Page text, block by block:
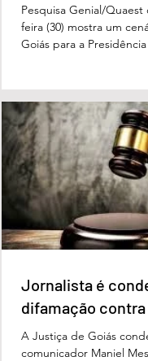
Pesquisa Genial/
feira (30) mostra um
Goiás para a
27%. Considerando a
pontos percentuais, os
técnico. Na terceira
Luiz Inácio Lula da Silva
intenções de voto. Os
Jornalista é
difamação contra
A Justiça de Goiás
comunicador Maniel